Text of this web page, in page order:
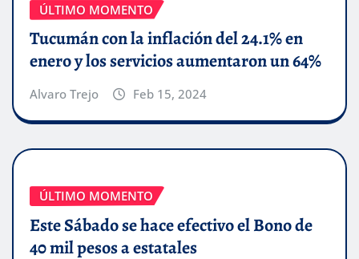
ÚLTIMO MOMENTO
Tucumán con la inflación del 24.1% en
enero y los servicios aumentaron un 64%
Alvaro Trejo Feb 15, 2024
ÚLTIMO MOMENTO
Este Sábado se hace efectivo el Bono de
40 mil pesos a estatales